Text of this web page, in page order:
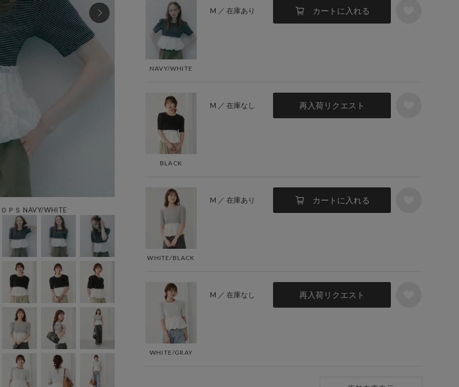
ＰＳ NAVY/WHITE
NAVY/WHITE
M ／ 在庫あり カートに入れる
BLACK
M ／ 在庫なし 再入荷リクエスト
WHITE/BLACK
M ／ 在庫あり カートに入れる
WHITE/GRAY
M ／ 在庫なし 再入荷リクエスト